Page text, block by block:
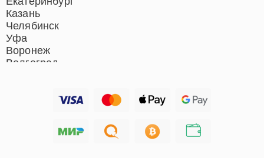
Казань
Челябинск
Уфа
Воронеж
Волгоград
Хабаровск